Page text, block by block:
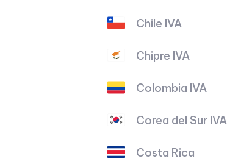
Chile IVA
Chipre IVA
Colombia IVA
Corea del Sur IVA
Costa Rica